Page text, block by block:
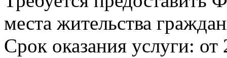
места жительства
Срок оказания услуги: от